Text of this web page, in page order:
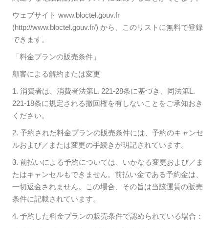
ウェブサイト www.bloctel.gouv.fr
(http://www.bloctel.gouv.fr/) から、このリストに無料で登録
できます。
「料金プランの販売条件」
顧客による解約または変更
1. 消費者は、消費者法第L. 221-28条に基づき、同法第L.
221-18条に規定される撤回権を有しないことをご承知おき
ください。
2. 予約された料金プランの販売条件には、予約のキャンセ
ルおよび／または変更の手続きが明記されています。
3. 前払いによる予約については、いかなる変更および／ま
たはキャンセルもできません。前払い金である予約金は、
一切返金されません。この場合、その旨は当該運賃の販売
条件に記載されています。
4. 予約した料金プランの販売条件で認められている場合：